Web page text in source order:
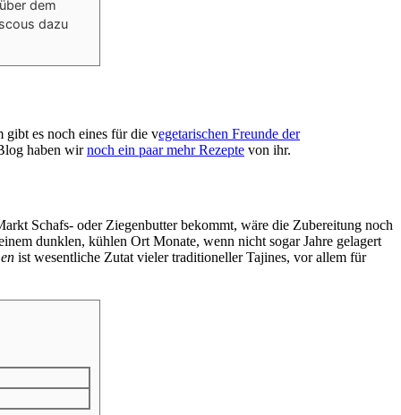
dem
dazu
gibt es noch eines für die vegetarischen Freunde der
haben wirnoch ein paar mehr Rezepte von ihr.
Schafs- oder Ziegenbutter bekommt, wäre die Zubereitung noch
dunklen, kühlen Ort Monate, wenn nicht sogar Jahre gelagert
ist wesentliche Zutat vieler traditioneller Tajines, vor allem für